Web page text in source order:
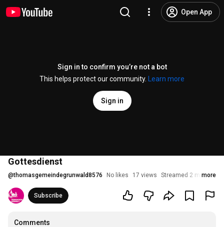
Open App
Sign in to confirm you’re not a bot
This helps protect our community.
Learn more
Sign in
Gottesdienst
@thomasgemeindegrunwald8576 No likes 17 views Streamed 2 months
more
Subscribe
Comments